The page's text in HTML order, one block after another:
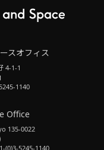
スオフィス
4-1-1
1140
Office
135-0022
(0)3-5245-1140